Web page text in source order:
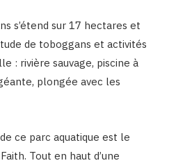
s’étend sur 17 hectares et
de toboggans et activités
: rivière sauvage, piscine à
plongée avec les
ce parc aquatique est le
Tout en haut d’une